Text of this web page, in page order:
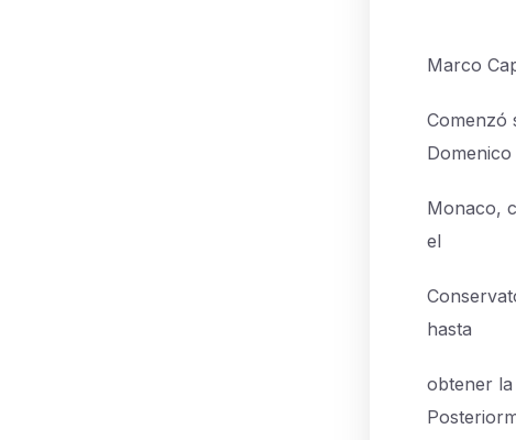
Marco
Comenzó
Domenico
Monaco,
el
hasta
obtener